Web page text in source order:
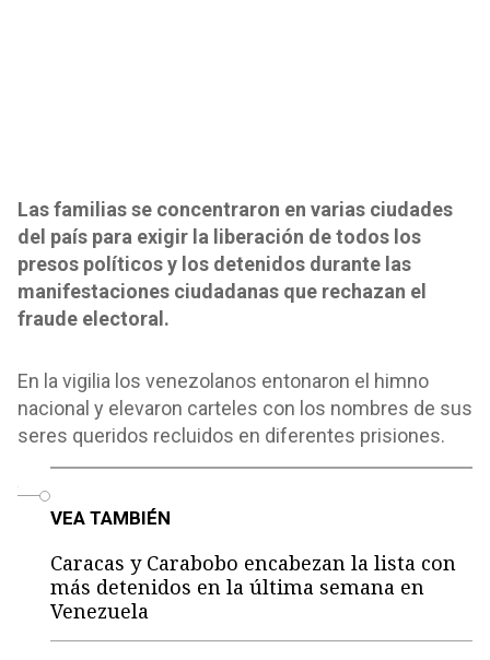
Las familias se concentraron en varias ciudades
del país para exigir la liberación de todos los
presos políticos y los detenidos durante las
manifestaciones ciudadanas que rechazan el
fraude electoral.
En la vigilia los venezolanos entonaron el himno
nacional y elevaron carteles con los nombres de sus
seres queridos recluidos en diferentes prisiones.
VEA TAMBIÉN
Caracas y Carabobo encabezan la lista con
más detenidos en la última semana en
Venezuela